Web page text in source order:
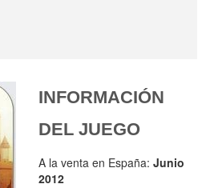
INFORMACIÓN
DEL JUEGO
A la venta en España:Junio
2012